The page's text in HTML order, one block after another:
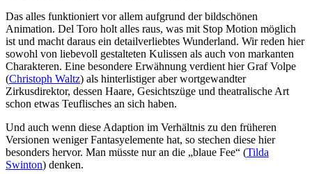
Das alles funktioniert vor allem aufgrund der bildschönen
Animation. Del Toro holt alles raus, was mit Stop Motion möglich
ist und macht daraus ein detailverliebtes Wunderland. Wir reden hier
sowohl von liebevoll gestalteten Kulissen als auch von markanten
Charakteren. Eine besondere Erwähnung verdient hier Graf Volpe
(Christoph Waltz) als hinterlistiger aber wortgewandter
Zirkusdirektor, dessen Haare, Gesichtszüge und theatralische Art
schon etwas Teuflisches an sich haben.
Und auch wenn diese Adaption im Verhältnis zu den früheren
Versionen weniger Fantasyelemente hat, so stechen diese hier
besonders hervor. Man müsste nur an die „blaue Fee“ (Tilda
Swinton) denken.